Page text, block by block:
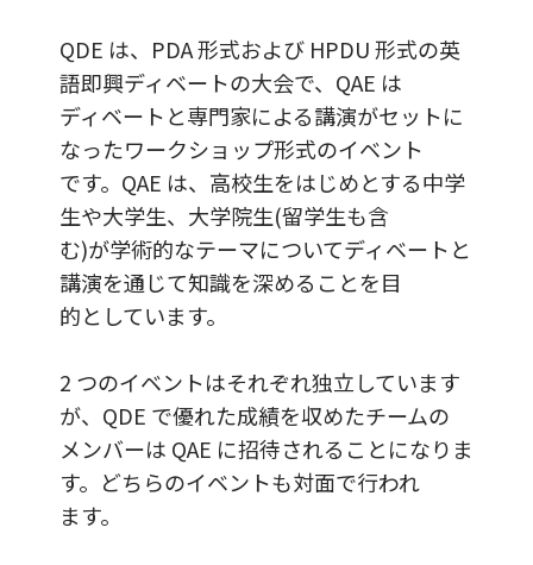
QDE は、PDA 形式および HPDU 形式の英
語即興ディベートの大会で、QAE は
ディベートと専門家による講演がセットに
なったワークショップ形式のイベント
です。QAE は、高校生をはじめとする中学
生や大学生、大学院生(留学生も含
む)が学術的なテーマについてディベートと
講演を通じて知識を深めることを目
的としています。
2 つのイベントはそれぞれ独立しています
が、QDE で優れた成績を収めたチームの
メンバーは QAE に招待されることになりま
す。どちらのイベントも対面で行われ
ます。